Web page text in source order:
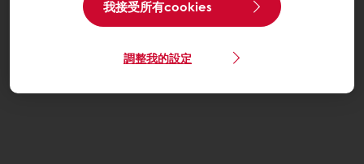
我接受所有cookies
調整我的設定